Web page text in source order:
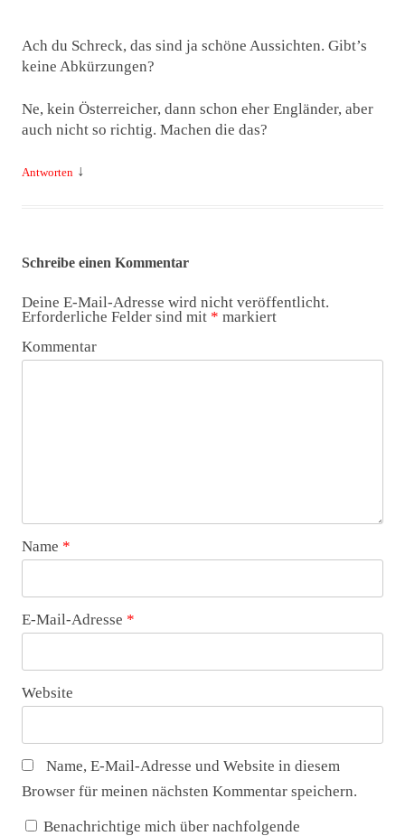
Ach du Schreck, das sind ja schöne Aussichten. Gibt’s
keine Abkürzungen?
Ne, kein Österreicher, dann schon eher Engländer, aber
auch nicht so richtig. Machen die das?
Antworten ↓
Schreibe einen Kommentar
Deine E-Mail-Adresse wird nicht veröffentlicht.
Erforderliche Felder sind mit * markiert
Kommentar
Name *
E-Mail-Adresse *
Website
Name, E-Mail-Adresse und Website in diesem
Browser für meinen nächsten Kommentar speichern.
Benachrichtige mich über nachfolgende